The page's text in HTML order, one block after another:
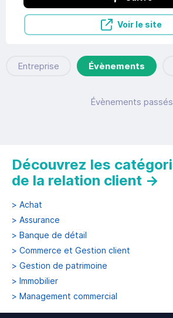
Voir le site
Entreprise Évènements
Évènements passés
Découvrez les
de la relation client →
> Achat
> Assurance
> Banque de détail
> Commerce et Gestion client
> Gestion de patrimoine
> Immobilier
> Management commercial